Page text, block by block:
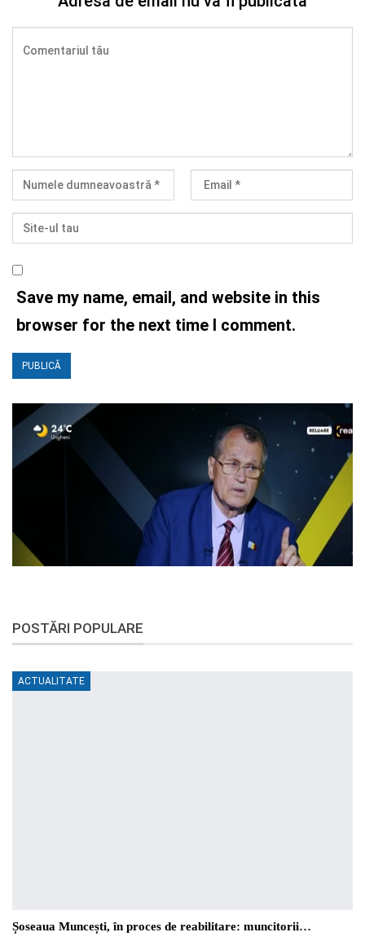
Save my name, email, and website in this
browser for the next time I comment.
POSTĂRI POPULARE
ACTUALITATE
Șoseaua Muncești, în proces de reabilitare: muncitorii…